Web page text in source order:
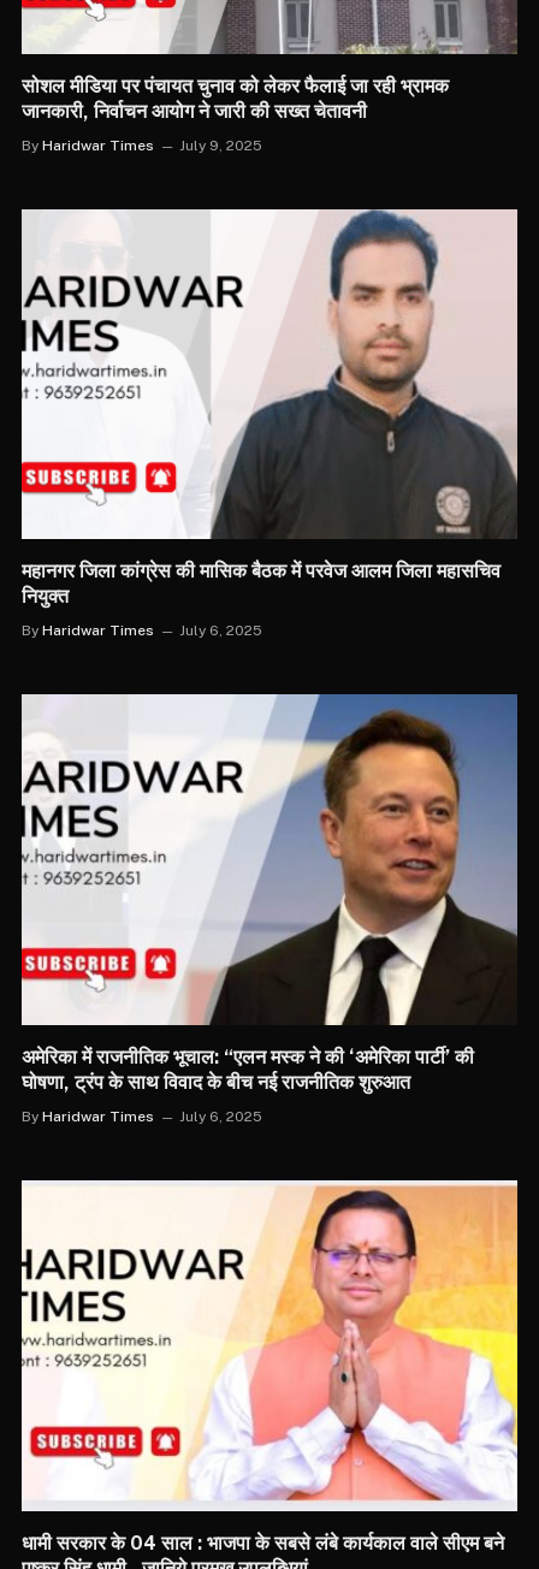
सोशल मीडिया पर पंचायत चुनाव को लेकर फैलाई जा रही भ्रामक
जानकारी, निर्वाचन आयोग ने जारी की सख्त चेतावनी
By Haridwar Times July 9, 2025
महानगर जिला कांग्रेस की मासिक बैठक में परवेज आलम जिला महासचिव
नियुक्त
By Haridwar Times July 6, 2025
अमेरिका में राजनीतिक भूचाल: “एलन मस्क ने की ‘अमेरिका पार्टी’ की
घोषणा, ट्रंप के साथ विवाद के बीच नई राजनीतिक शुरुआत
By Haridwar Times July 6, 2025
धामी सरकार के 04 साल : भाजपा के सबसे लंबे कार्यकाल वाले सीएम बने